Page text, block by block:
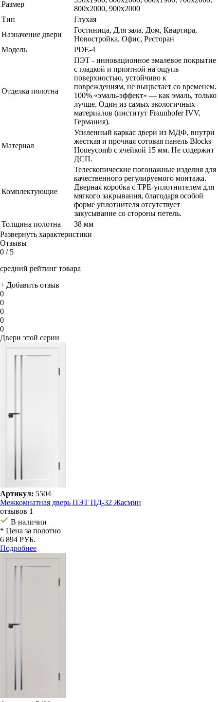
Размер
800x2000, 900x2000
Тип
Глухая
Назначение двери
Гостиница, Для зала, Дом, Квартира,
Новостройка, Офис, Ресторан
Модель
PDE-4
Отделка полотна
ПЭТ - инновационное эмалевое покрытие
c гладкой и приятной на ощупь
поверхностью, устойчиво к
повреждениям, не выцветает со временем.
100% «эмаль-эффект» — как эмаль, только
лучше. Один из самых экологичных
материалов (институт Fraunhofer IVV,
Германия).
Материал
Усиленный каркас двери из МДФ, внутри
жесткая и прочная сотовая панель Blocks
Honeycomb с ячейкой 15 мм. Не содержит
ДСП.
Комплектующие
Телескопические погонажные изделия для
качественного регулируемого монтажа.
Дверная коробка с TPE-уплотнителем для
мягкого закрывания, благодаря особой
форме уплотнителя отсутствует
закусывание со стороны петель.
Толщина полотна
38 мм
Развернуть характеристики
Отзывы
0 / 5
средний рейтинг товара
+ Добавить отзыв
0
0
0
0
0
Двери этой серии
Артикул: 5504
Межкомнатная дверь ПЭТ ПД-32 Жасмин
отзывов 1
В наличии
* Цена за полотно
6 894 РУБ.
Подробнее